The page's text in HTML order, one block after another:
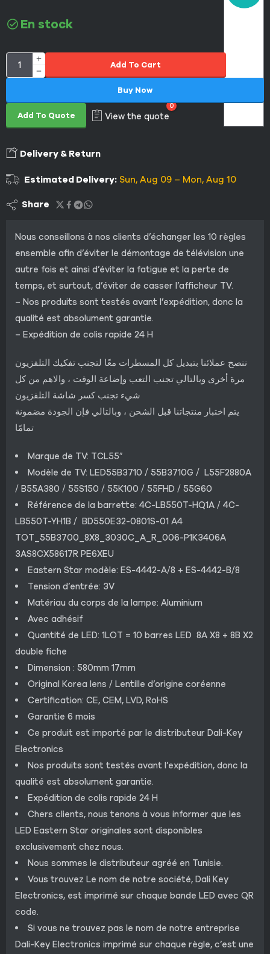
En stock
Add To Cart
Add To Quote View the quote
0
Buy Now
Delivery & Return
Estimated Delivery: Sun, Aug 09 – Mon, Aug 10
Share
Nous conseillons à nos clients d’échanger les 10 règles
ensemble afin d’éviter le démontage de télévision une
autre fois et ainsi d’éviter la fatigue et la perte de
temps, et surtout, d’éviter de casser l’afficheur TV.
– Nos produits sont testés avant l’expédition, donc la
qualité est absolument garantie.
– Expédition de colis rapide 24 H
ننصح عملائنا بتبديل كل المسطرات معًا لتجنب تفكيك التلفزيون
مرة أخرى وبالتالي تجنب التعب وإضاعة الوقت ، والاهم من كل
شيء تجنب كسر شاشة التلفزيون
يتم اختبار منتجاتنا قبل الشحن ، وبالتالي فإن الجودة مضمونة
تمامًا
Marque de TV: TCL55″
Modèle de TV: LED55B3710 / 55B3710G / L55F2880A
/ B55A380 / 55S150 / 55K100 / 55FHD / 55G60
Référence de la barrette: 4C-LB550T-HQ1A / 4C-
LB550T-YH1B / BD550E32-0801S-01 A4
TOT_55B3700_8X8_3030C_A_R_006-P1K3406A
3AS8CX58617R PE6XEU
Eastern Star modèle: ES-4442-A/8 + ES-4442-B/8
Tension d’entrée: 3V
Matériau du corps de la lampe: Aluminium
Avec adhésif
Quantité de LED: 1LOT = 10 barres LED 8A X8 + 8B X2
double fiche
Dimension : 580mm 17mm
Original Korea lens / Lentille d’origine coréenne
Certification: CE, CEM, LVD, RoHS
Garantie 6 mois
Ce produit est importé par le distributeur Dali-Key
Electronics
Nos produits sont testés avant l’expédition, donc la
qualité est absolument garantie.
Expédition de colis rapide 24 H
Chers clients, nous tenons à vous informer que les
LED Eastern Star originales sont disponibles
exclusivement chez nous.
Nous sommes le distributeur agréé en Tunisie.
Vous trouvez Le nom de notre société, Dali Key
Electronics, est imprimé sur chaque bande LED avec QR
code.
Si vous ne trouvez pas le nom de notre entreprise
Dali-Key Electronics imprimé sur chaque règle, c’est une